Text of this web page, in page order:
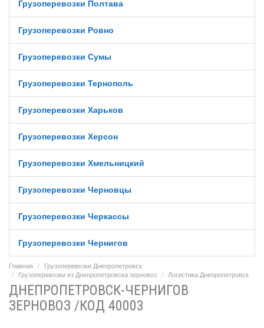
Грузоперевозки Полтава
Грузоперевозки Ровно
Грузоперевозки Сумы
Грузоперевозки Тернополь
Грузоперевозки Харьков
Грузоперевозки Херсон
Грузоперевозки Хмельницкий
Грузоперевозки Черновцы
Грузоперевозки Черкассы
Грузоперевозки Чернигов
Главная
Грузоперевозки Днепропетровск
Грузоперевозки из Днепропетровска зерновоз
Логистика Днепропетровск
ДНЕПРОПЕТРОВСК-ЧЕРНИГОВ
ЗЕРНОВОЗ /КОД 40003